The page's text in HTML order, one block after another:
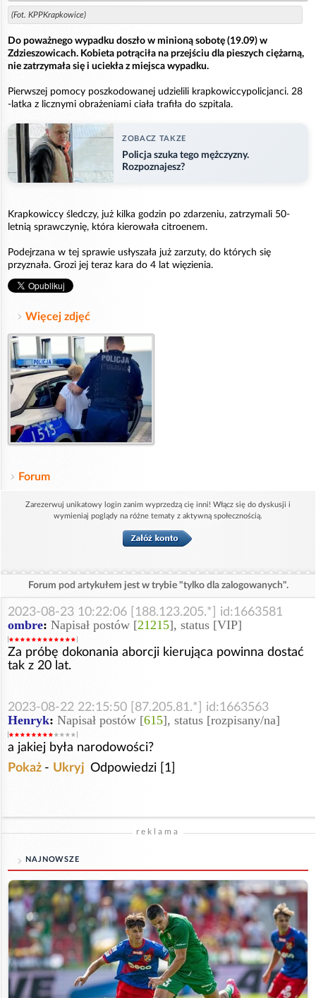
(Fot. KPPKrapkowice)
Do poważnego wypadku doszło w minioną sobotę (19.09) w
Zdzieszowicach. Kobieta potrąciła na przejściu dla pieszych ciężarną,
nie zatrzymała się i uciekła z miejsca wypadku.
Pierwszej pomocy poszkodowanej udzielili krapkowiccypolicjanci. 28
-latka z licznymi obrażeniami ciała trafiła do szpitala.
ZOBACZ TAKZE
Policja szuka tego mężczyzny.
Rozpoznajesz?
Krapkowiccy śledczy, już kilka godzin po zdarzeniu, zatrzymali 50-
letnią sprawczynię, która kierowała citroenem.
Podejrzana w tej sprawie usłyszała już zarzuty, do których się
przyznała. Grozi jej teraz kara do 4 lat więzienia.
Więcej zdjęć
Forum
Zarezerwuj unikatowy login zanim wyprzedzą cię inni! Włącz się do dyskusji i
wymieniaj poglądy na różne tematy z aktywną społecznością.
Forum pod artykułem jest w trybie "tylko dla zalogowanych".
2023-08-23 10:22:06 [188.123.205.*] id:1663581
ombre: Napisał postów [21215], status [VIP]
Za próbę dokonania aborcji kierująca powinna dostać
tak z 20 lat.
2023-08-22 22:15:50 [87.205.81.*] id:1663563
Henryk: Napisał postów [615], status [rozpisany/na]
a jakiej była narodowości?
Pokaż - Ukryj Odpowiedzi [1]
reklama
NAJNOWSZE